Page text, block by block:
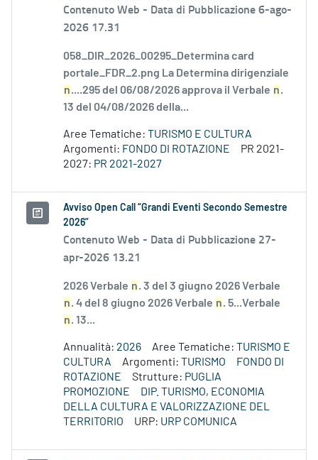
Contenuto Web - Data di Pubblicazione 6-ago-
2026 17.31
058_DIR_2026_00295_Determina card
portale_FDR_2.png La Determina dirigenziale
n....295 del 06/08/2026 approva il Verbale n.
13 del 04/08/2026 della...
Aree Tematiche: TURISMO E CULTURA
Argomenti: FONDO DI ROTAZIONE
PR 2021-
2027: PR 2021-2027
Avviso Open Call “Grandi Eventi Secondo Semestre
2026”
Contenuto Web - Data di Pubblicazione 27-
apr-2026 13.21
2026 Verbale n. 3 del 3 giugno 2026 Verbale
n. 4 del 8 giugno 2026 Verbale n. 5...Verbale
n. 13...
Annualità: 2026 Aree Tematiche: TURISMO E
CULTURA
Argomenti: TURISMO
FONDO DI
ROTAZIONE
Strutture: PUGLIA
PROMOZIONE
DIP. TURISMO, ECONOMIA
DELLA CULTURA E VALORIZZAZIONE DEL
TERRITORIO
URP: URP COMUNICA